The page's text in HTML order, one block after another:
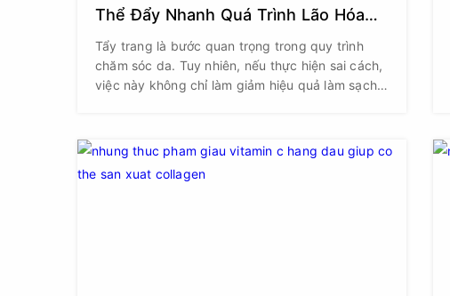
Thể Đẩy Nhanh Quá Trình Lão Hóa
Da
Tẩy trang là bước quan trọng trong quy trình
chăm sóc da. Tuy nhiên, nếu thực hiện sai cách,
việc này không chỉ làm giảm hiệu quả làm sạch